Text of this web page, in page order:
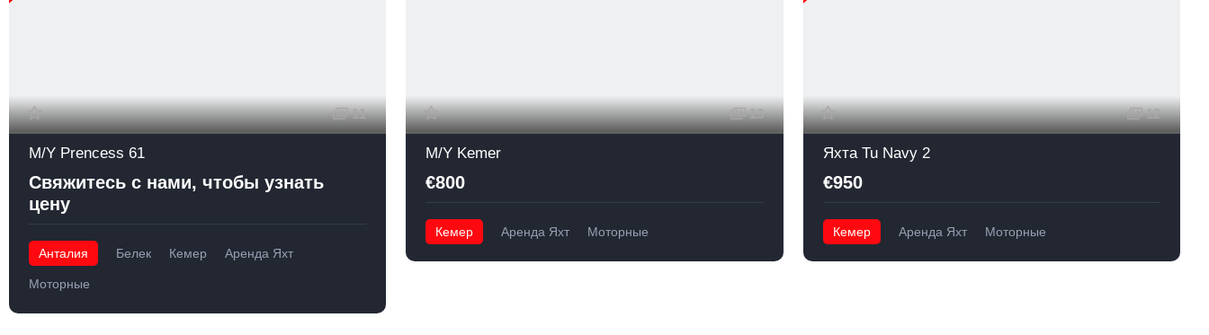
11
M/Y Prencess 61
Свяжитесь с нами, чтобы узнать
цену
Анталия Белек Кемер Аренда Яхт
Моторные
13
M/Y Kemer
€800
Кемер Аренда Яхт Моторные
12
Яхта Tu Navy 2
€950
Кемер Аренда Яхт Моторные